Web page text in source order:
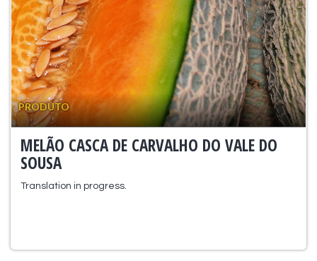
PRODUTO
MELÃO CASCA DE CARVALHO DO VALE DO
SOUSA
Translation in progress.